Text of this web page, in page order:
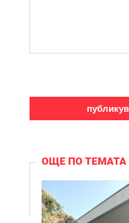
ОЩЕ ПО ТЕМАТА